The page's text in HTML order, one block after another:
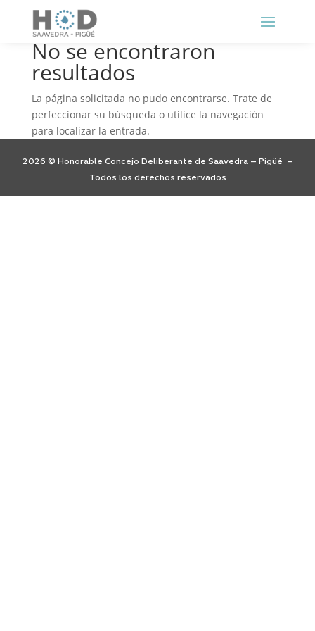
No se encontraron
resultados
La página solicitada no pudo encontrarse. Trate de
perfeccionar su búsqueda o utilice la navegación
para localizar la entrada.
2026 © Honorable Concejo Deliberante de Saavedra – Pigüé –
Todos los derechos reservados